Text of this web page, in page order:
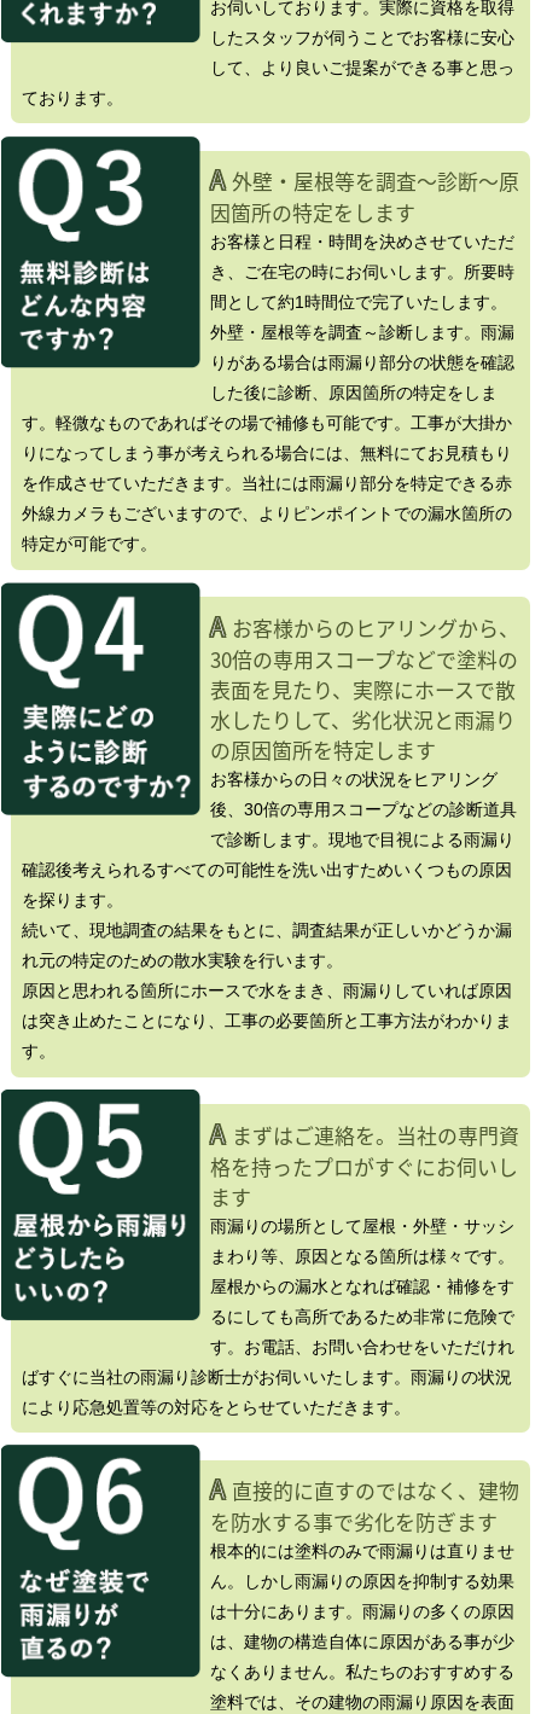
お伺いしております。実際に資格を取得
したスタッフが伺うことでお客様に安心
して、より良いご提案ができる事と思っ
ております。
A外壁・屋根等を調査～診断～原
因箇所の特定をします
お客様と日程・時間を決めさせていただ
き、ご在宅の時にお伺いします。所要時
間として約1時間位で完了いたします。
外壁・屋根等を調査～診断します。雨漏
りがある場合は雨漏り部分の状態を確認
した後に診断、原因箇所の特定をしま
す。軽微なものであればその場で補修も可能です。工事が大掛か
りになってしまう事が考えられる場合には、無料にてお見積もり
を作成させていただきます。当社には雨漏り部分を特定できる赤
外線カメラもございますので、よりピンポイントでの漏水箇所の
特定が可能です。
A お客様からのヒアリングから、
30倍の専用スコープなどで塗料の
表面を見たり、実際にホースで散
水したりして、劣化状況と雨漏り
の原因箇所を特定します
お客様からの日々の状況をヒアリング
後、30倍の専用スコープなどの診断道具
で診断します。現地で目視による雨漏り
確認後考えられるすべての可能性を洗い出すためいくつもの原因
を探ります。
続いて、現地調査の結果をもとに、調査結果が正しいかどうか漏
れ元の特定のための散水実験を行います。
原因と思われる箇所にホースで水をまき、雨漏りしていれば原因
は突き止めたことになり、工事の必要箇所と工事方法がわかりま
す。
A まずはご連絡を。当社の専門資
格を持ったプロがすぐにお伺いし
ます
雨漏りの場所として屋根・外壁・サッシ
まわり等、原因となる箇所は様々です。
屋根からの漏水となれば確認・補修をす
るにしても高所であるため非常に危険で
す。お電話、お問い合わせをいただけれ
ばすぐに当社の雨漏り診断士がお伺いいたします。雨漏りの状況
により応急処置等の対応をとらせていただきます。
A 直接的に直すのではなく、建物
を防水する事で劣化を防ぎます
根本的には塗料のみで雨漏りは直りませ
ん。しかし雨漏りの原因を抑制する効果
は十分にあります。雨漏りの多くの原因
は、建物の構造自体に原因がある事が少
なくありません。私たちのおすすめする
塗料では、その建物の雨漏り原因を表面